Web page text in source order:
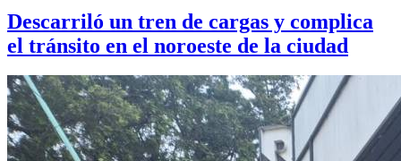
Descarriló un tren de cargas y complica
el tránsito en el noroeste de la ciudad